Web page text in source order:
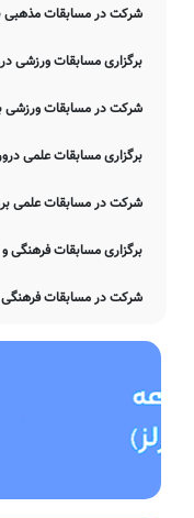
شرکت در مسابقات مذهبی
برگزاری مسابقات ورزشی
شرکت در مسابقات ورزشی
برگزاری مسابقات علمی
شرکت در مسابقات علمی
برگزاری مسابقات فرهنگی
شرکت در مسابقات